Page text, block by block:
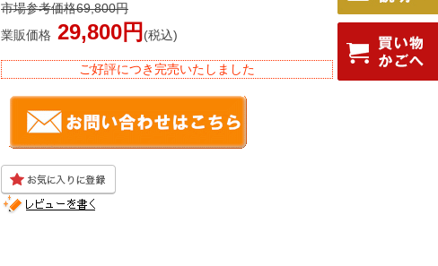
市場参考価格69,800円
業販価格 29,800円 (税込)
ご好評につき完売いたしました